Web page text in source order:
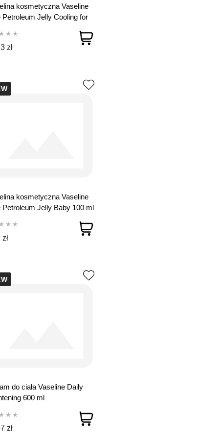
kosmetyczna Vaseline
Petroleum Jelly Cooling for
zł
kosmetyczna Vaseline
Petroleum Jelly Baby 100 ml
do ciała Vaseline Daily
600 ml
zł